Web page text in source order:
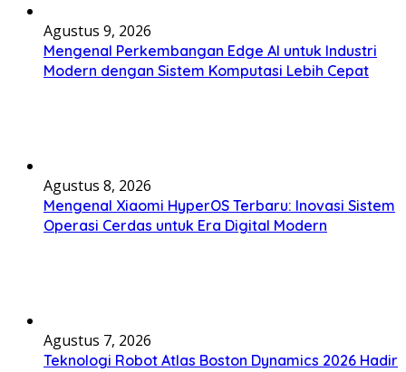
Agustus 9, 2026
Mengenal Perkembangan Edge AI untuk Industri
Modern dengan Sistem Komputasi Lebih Cepat
Agustus 8, 2026
Mengenal Xiaomi HyperOS Terbaru: Inovasi Sistem
Operasi Cerdas untuk Era Digital Modern
Agustus 7, 2026
Teknologi Robot Atlas Boston Dynamics 2026 Hadir